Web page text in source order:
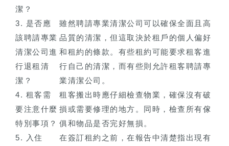
潔？
3. 是否應
該聘請專業
清潔公司進
行退租清
潔？
雖然聘請專業清潔公司可以確保全面且高
品質的清潔，但這取決於租戶的個人偏好
和租約的條款。有些租約可能要求租客進
行自己的清潔，而有些則允許租客聘請專
業清潔公司。
4. 租客需
要注意什麼
特別事項？
租客搬出時應仔細檢查物業，確保沒有破
損或需要修理的地方。同時，檢查所有傢
俱和物品是否完好無損。
5. 入住
在簽訂租約之前，在報告中清楚指出現有